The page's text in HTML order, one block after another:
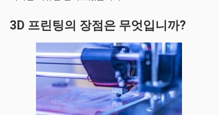
3D 프린팅의 장점은 무엇입니까?